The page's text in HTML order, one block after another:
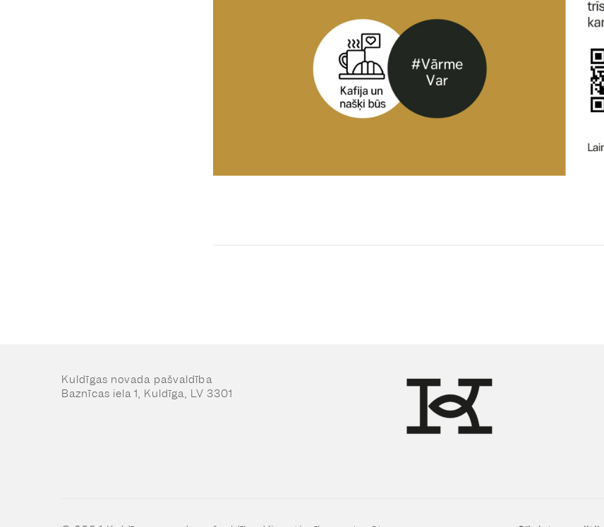
Kuldīgas novada pašvaldība
Baznīcas iela 1, Kuldīga, LV 3301